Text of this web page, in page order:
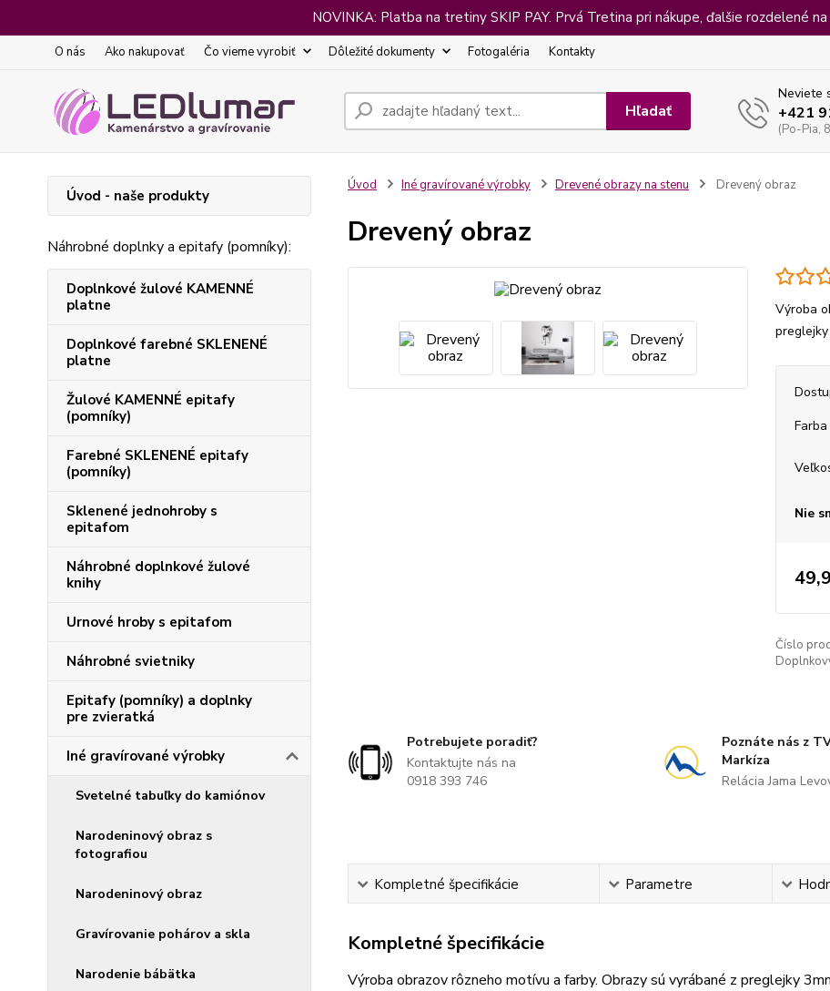
NOVINKA: Platba na tretiny SKIP PAY. Prvá Tretina pri nákupe, ďalšie rozdelené
O nás Ako nakupovať Čo vieme vyrobiť Dôležité dokumenty Fotogaléria Kontakty
Hľadať
Neviete
+421
(Po-Pia,
Úvod - naše produkty
Náhrobné doplnky a epitafy (pomníky):
Doplnkové žulové KAMENNÉ
platne
Doplnkové farebné SKLENENÉ
platne
Žulové KAMENNÉ epitafy
(pomníky)
Farebné SKLENENÉ epitafy
(pomníky)
Sklenené jednohroby s
epitafom
Náhrobné doplnkové žulové
knihy
Urnové hroby s epitafom
Náhrobné svietniky
Epitafy (pomníky) a doplnky
pre zvieratká
Iné gravírované výrobky
Svetelné tabuľky do kamiónov
Narodeninový obraz s
fotografiou
Narodeninový obraz
Gravírovanie pohárov a skla
Narodenie bábätka
Úvod Iné gravírované výrobky Drevené obrazy na stenu Drevený obraz
Drevený obraz
Výroba
Farba
Nie
Číslo
Potrebujete poradiť?
Kontaktujte nás na
0918 393 746
Poznáte nás z
Markíza
Relácia Jama
Kompletné špecifikácie Parametre
Kompletné špecifikácie
Výroba obrazov rôzneho motívu a farby. Obrazy sú vyrábané z preglejky